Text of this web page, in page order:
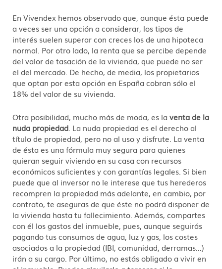
En Vivendex hemos observado que, aunque ésta puede
a veces ser una opción a considerar, los tipos de
interés suelen superar con creces los de una hipoteca
normal. Por otro lado, la renta que se percibe depende
del valor de tasación de la vivienda, que puede no ser
el del mercado. De hecho, de media, los propietarios
que optan por esta opción en España cobran sólo el
18% del valor de su vivienda.
Otra posibilidad, mucho más de moda, es la venta de la
nuda propiedad . La nuda propiedad es el derecho al
título de propiedad, pero no al uso y disfrute. La venta
de ésta es una fórmula muy segura para quienes
quieran seguir viviendo en su casa con recursos
económicos suficientes y con garantías legales. Si bien
puede que al inversor no le interese que tus herederos
recompren la propiedad más adelante, en cambio, por
contrato, te aseguras de que éste no podrá disponer de
la vivienda hasta tu fallecimiento. Además, compartes
con él los gastos del inmueble, pues, aunque seguirás
pagando tus consumos de agua, luz y gas, los costes
asociados a la propiedad (IBI, comunidad, derramas…)
irán a su cargo. Por último, no estás obligado a vivir en